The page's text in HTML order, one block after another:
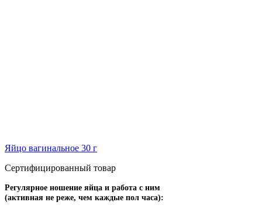
Яйцо вагинальное 30 г
Сертифицированный товар
Регулярное ношение яйца и работа с ним
(активная не реже, чем каждые пол часа):